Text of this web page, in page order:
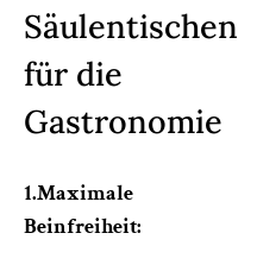
Säulentischen
für die
Gastronomie
1.Maximale
Beinfreiheit: